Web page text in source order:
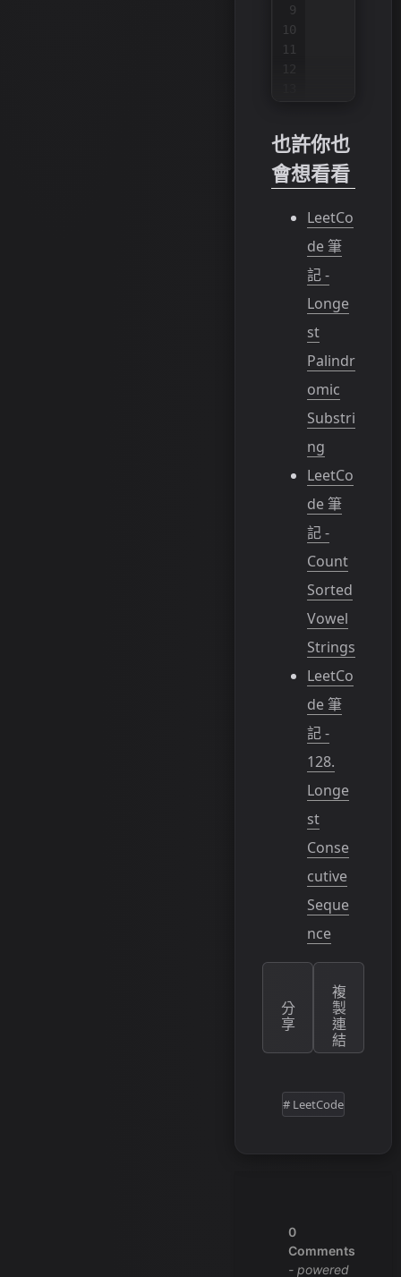
9
10
11
12
16
17
18
也許你也
會想看看
LeetCo
de 筆
記 -
Longe
st
Palindr
omic
Substri
ng
LeetCo
de 筆
記 -
Count
Sorted
Vowel
Strings
LeetCo
de 筆
記 -
128.
Longe
st
Conse
cutive
Seque
nce
分
享
複
製
連
結
# LeetCode